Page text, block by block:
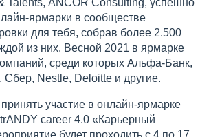
Talents, ANCOR Consulting, успешно
ярмарки в сообществе
для тебя, собрав более 2.500
из них. Весной 2021 в ярмарке
среди которых Альфа-Банк,
Nestle, Deloitte и другие.
участие в онлайн-ярмарке
career 4.0 «Карьерный